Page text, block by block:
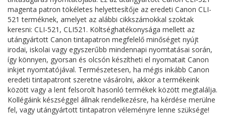
magenta patron tökéletes helyettesítője az eredeti Canon CLI-
521 terméknek, amelyet az alábbi cikkszámokkal szoktak
keresni: CLI-521, CLI521. Költséghatékonysága mellett az
utángyártott Canon tintapatron megfelelő minőséget nyújt
irodai, iskolai vagy egyszerűbb mindennapi nyomtatásai során,
így könnyen, gyorsan és olcsón készítheti el nyomatait Canon
inkjet nyomtatójával. Természetesen, ha mégis inkább Canon
eredeti tintapatront szeretne vásárolni, akkor a termékeink
között vagy a lent felsorolt hasonló termékek között megtalálja.
Kollégáink készséggel állnak rendelkezésre, ha kérdése merülne
fel, vagy utángyártott tintapatron véleményre lenne szüksége!